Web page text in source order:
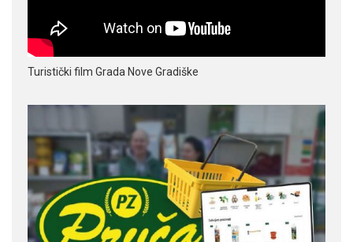
Turistički film Grada Nove Gradiške